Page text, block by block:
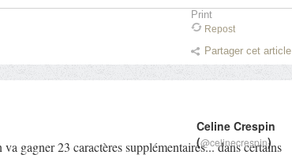
Print
Repost
Partager cet article
gagner 23 caractères supplémentaires... dans certains
Celine Crespin
(@celinecrespin)